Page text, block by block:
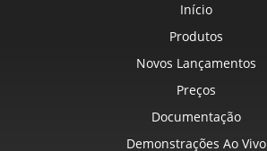
Início
Produtos
Novos Lançamentos
Preços
Documentação
Demonstrações Ao Vivo